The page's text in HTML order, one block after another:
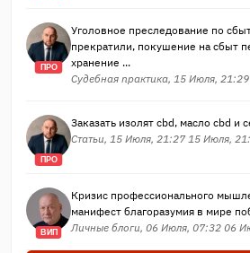
ПРО
Уголовное преследование по
прекратили, покушение на сбыт
хранение ...
Судебная практика, 15 Июля,
ПРО
Заказать изолят cbd, масло cbd и
Статьи, 15 Июля, 21:27 15 Июля,
ВИП
Кризис профессионального
манифест благоразумия в мире
Личные блоги, 06 Июля, 07:32 06